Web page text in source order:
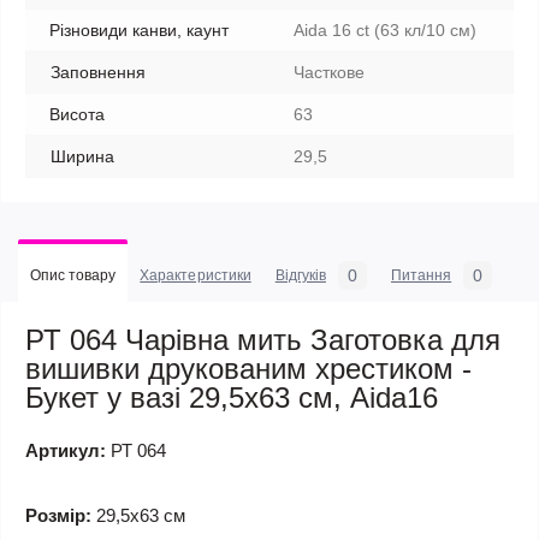
Різновиди канви, каунт Aida 16 ct (63 кл/10 см)
Заповнення Часткове
Висота 63
Ширина 29,5
Опис товару Характеристики Відгуків 0 Питання 0
РТ 064 Чарівна мить Заготовка для
вишивки друкованим хрестиком -
Букет у вазі 29,5x63 см, Aida16
Артикул: РТ 064
Розмір: 29,5x63 см